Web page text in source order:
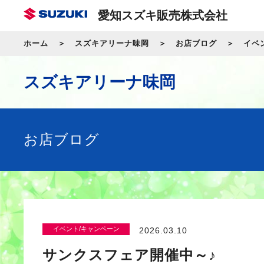
愛知スズキ販売株式会社
ホーム スズキアリーナ味岡 お店ブログ イベ
スズキアリーナ味岡
お店ブログ
イベント/キャンペーン 2026.03.10
サンクスフェア開催中～♪